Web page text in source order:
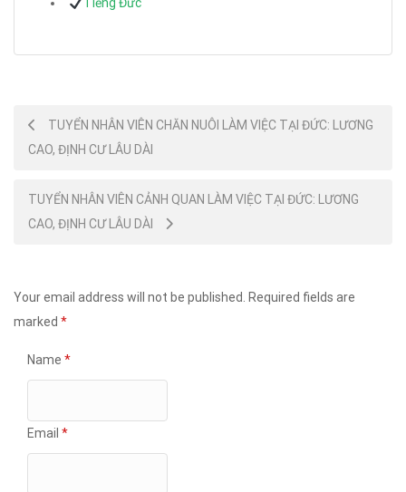
Tiếng Đức
Post
navigation
TUYỂN NHÂN VIÊN CHĂN NUÔI LÀM VIỆC TẠI ĐỨC: LƯƠNG
CAO, ĐỊNH CƯ LÂU DÀI
TUYỂN NHÂN VIÊN CẢNH QUAN LÀM VIỆC TẠI ĐỨC: LƯƠNG
CAO, ĐỊNH CƯ LÂU DÀI
Your email address will not be published. Required fields are
marked *
Name *
Email *